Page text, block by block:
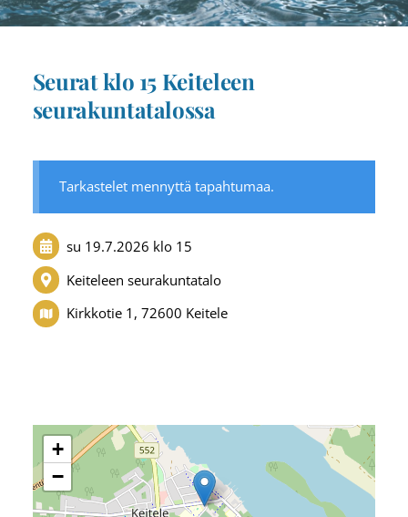
Seurat klo 15 Keiteleen
seurakuntatalossa
Tarkastelet mennyttä tapahtumaa.
su 19.7.2026 klo 15
Keiteleen seurakuntatalo
Kirkkotie 1, 72600 Keitele
+
−